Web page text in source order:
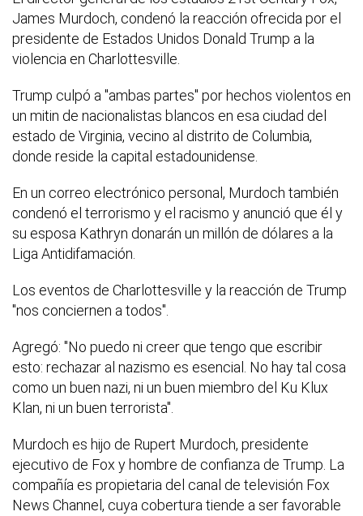
James Murdoch, condenó la reacción ofrecida por el
presidente de Estados Unidos Donald Trump a la
violencia en Charlottesville.
Trump culpó a "ambas partes" por hechos violentos en
un mitin de nacionalistas blancos en esa ciudad del
estado de Virginia, vecino al distrito de Columbia,
donde reside la capital estadounidense.
En un correo electrónico personal, Murdoch también
condenó el terrorismo y el racismo y anunció que él y
su esposa Kathryn donarán un millón de dólares a la
Liga Antidifamación.
Los eventos de Charlottesville y la reacción de Trump
"nos conciernen a todos".
Agregó: "No puedo ni creer que tengo que escribir
esto: rechazar al nazismo es esencial. No hay tal cosa
como un buen nazi, ni un buen miembro del Ku Klux
Klan, ni un buen terrorista".
Murdoch es hijo de Rupert Murdoch, presidente
ejecutivo de Fox y hombre de confianza de Trump. La
compañía es propietaria del canal de televisión Fox
News Channel, cuya cobertura tiende a ser favorable